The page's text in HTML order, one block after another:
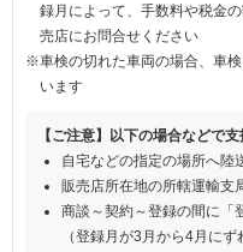
録月によって、手数料や税金
売店にお問合せください
※車検の切れた車両の場合、車
います
【ご注意】以下の場合などで
自宅などの指定の場所へ陸
販売店所在地の所轄運輸支
商談～契約～登録の間に「
（登録月が3月から4月に